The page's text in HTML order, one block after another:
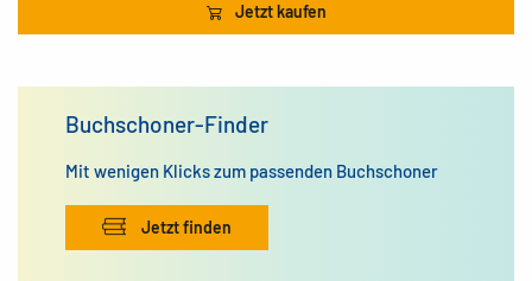
Jetzt kaufen
Buchschoner-Finder
Mit wenigen Klicks zum passenden Buchschoner
Jetzt finden